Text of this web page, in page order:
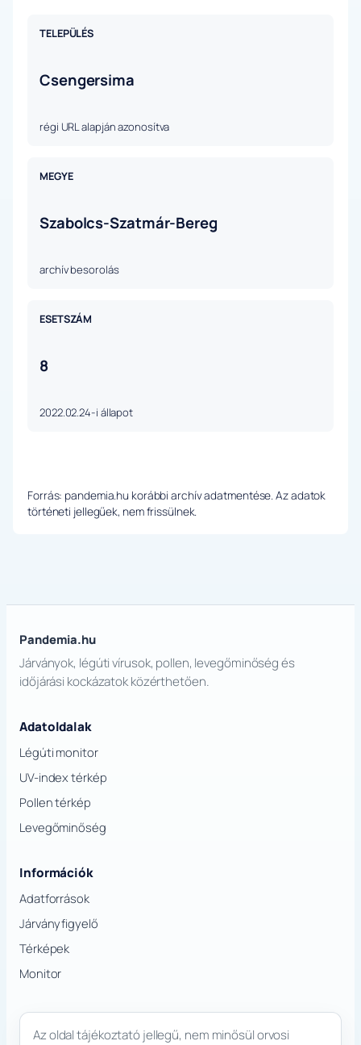
TELEPÜLÉS
Csengersima
régi URL alapján azonosítva
MEGYE
Szabolcs-Szatmár-Bereg
archív besorolás
ESETSZÁM
8
2022.02.24-i állapot
Forrás: pandemia.hu korábbi archív adatmentése. Az adatok
történeti jellegűek, nem frissülnek.
Pandemia.hu
Járványok, légúti vírusok, pollen, levegőminőség és
időjárási kockázatok közérthetően.
Adatoldalak
Légúti monitor
UV-index térkép
Pollen térkép
Levegőminőség
Információk
Adatforrások
Járványfigyelő
Térképek
Monitor
Az oldal tájékoztató jellegű, nem minősül orvosi